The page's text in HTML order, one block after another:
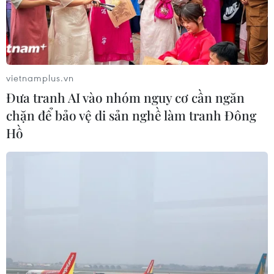
bán dẫn, và thực hiện các biện pháp cần thiết để chống
lại các hạn chế thương mại đơn phương.
Tổng thống Mỹ gửi thông điệp về thế giới
vietnamplus.vn
Đưa tranh AI vào nhóm nguy cơ cần ngăn
chặn để bảo vệ di sản nghề làm tranh Đông
Hồ